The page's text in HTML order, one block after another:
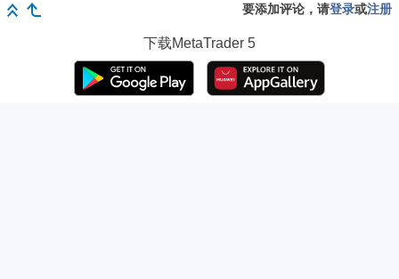
要添加评论，请登录或注册
下载MetaTrader 5